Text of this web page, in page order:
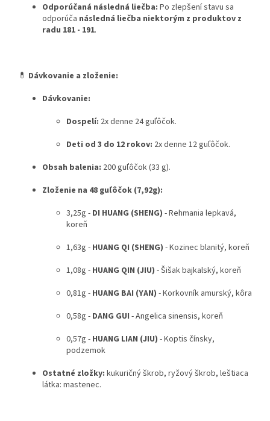
Odporúčaná následná liečba: Po zlepšení stavu sa
odporúča následná liečba niektorým z produktov z
radu 181 - 191.
💊 Dávkovanie a zloženie:
Dávkovanie:
Dospelí: 2x denne 24 guľôčok.
Deti od 3 do 12 rokov: 2x denne 12 guľôčok.
Obsah balenia: 200 guľôčok (33 g).
Zloženie na 48 guľôčok (7,92g):
3,25g - DI HUANG (SHENG) - Rehmania lepkavá,
koreň
1,63g - HUANG QI (SHENG) - Kozinec blanitý, koreň
1,08g - HUANG QIN (JIU) - Šišak bajkalský, koreň
0,81g - HUANG BAI (YAN) - Korkovník amurský, kôra
0,58g - DANG GUI - Angelica sinensis, koreň
0,57g - HUANG LIAN (JIU) - Koptis čínsky,
podzemok
Ostatné zložky: kukuričný škrob, ryžový škrob, leštiaca
látka: mastenec.